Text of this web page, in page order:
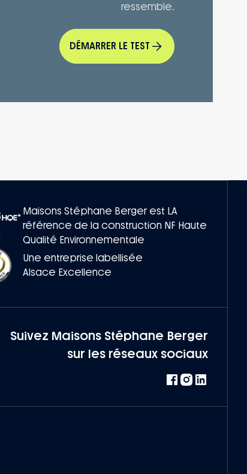
ressemble.
DÉMARRER LE TEST
Maisons Stéphane Berger est LA
référence de la construction NF Haute
Qualité Environnementale
Une entreprise labellisée
Alsace Excellence
Suivez Maisons Stéphane Berger
sur les réseaux sociaux